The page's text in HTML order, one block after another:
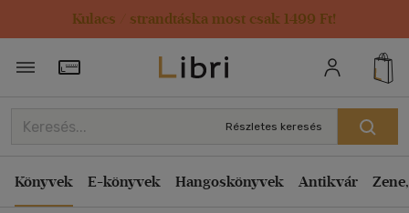
Kulacs / strandtáska most csak 1499 Ft!
Törzsvásárlói Kártya adatai
Részletes keresés
Könyvek E-könyvek Hangoskönyvek Antikvár